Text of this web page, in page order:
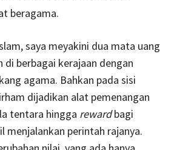
beragama.
saya meyakini dua mata uang
berbagai kerajaan dengan
agama. Bahkan pada sisi
dijadikan alat pemenangan
tentara hingga rewardbagi
menjalankan perintah rajanya.